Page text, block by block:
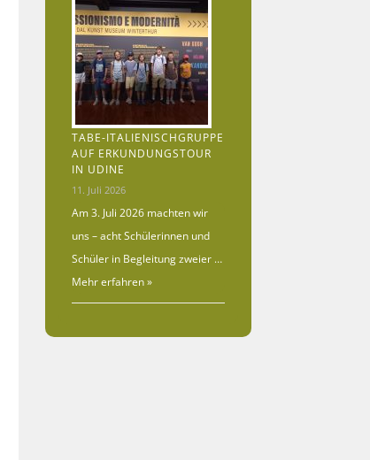
TABE-ITALIENISCHGRUPPE
AUF ERKUNDUNGSTOUR
IN UDINE
11. Juli 2026
Am 3. Juli 2026 machten wir
uns – acht Schülerinnen und
Schüler in Begleitung zweier …
Mehr erfahren »